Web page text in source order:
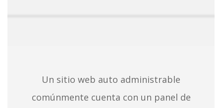
Un sitio web auto administrable
comúnmente cuenta con un panel de